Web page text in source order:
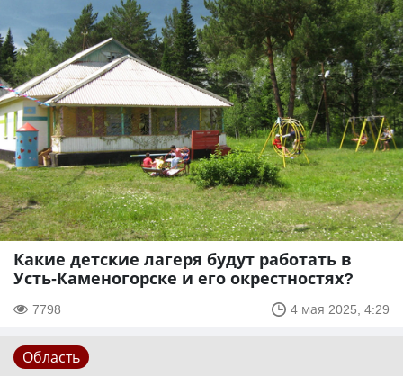
Какие детские лагеря будут работать в
Усть-Каменогорске и его окрестностях?
7798 4 мая 2025, 4:29
Область